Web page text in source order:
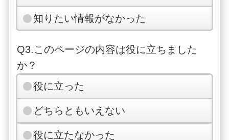
知りたい情報がなかった
Q3.このページの内容は役に立ちました
か？
役に立った
どちらともいえない
役に立たなかった